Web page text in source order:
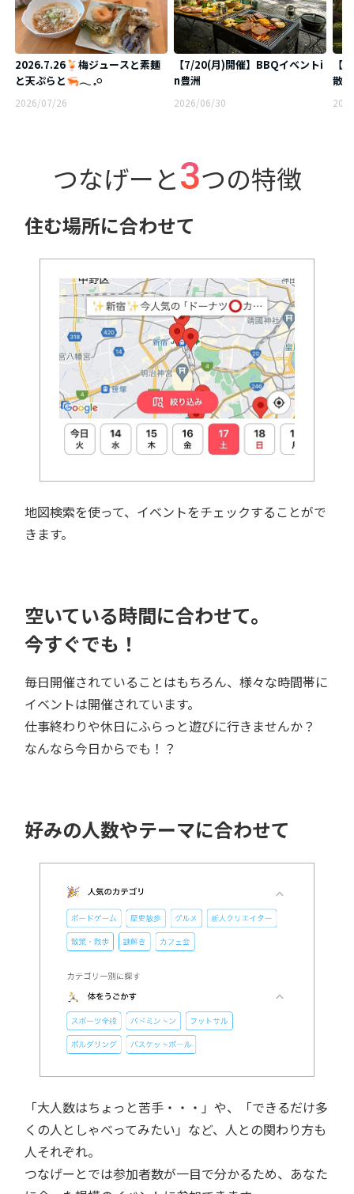
2026.7.26🍹梅ジュースと素麺
と天ぷらと🦐‪𓂃 𓈒𓏸
2026/07/26
【7/20(月)開催】BBQイベントi
n豊洲
2026/06/30
【
散
つなげーと3つの特徴
住む場所に合わせて
地図検索を使って、イベントをチェックすることがで
きます。
空いている時間に合わせて。
今すぐでも！
毎日開催されていることはもちろん、様々な時間帯に
イベントは開催されています。
仕事終わりや休日にふらっと遊びに行きませんか？
なんなら今日からでも！？
好みの人数やテーマに合わせて
「大人数はちょっと苦手・・・」や、「できるだけ多
くの人としゃべってみたい」など、人との関わり方も
人それぞれ。
つなげーとでは参加者数が一目で分かるため、あなた